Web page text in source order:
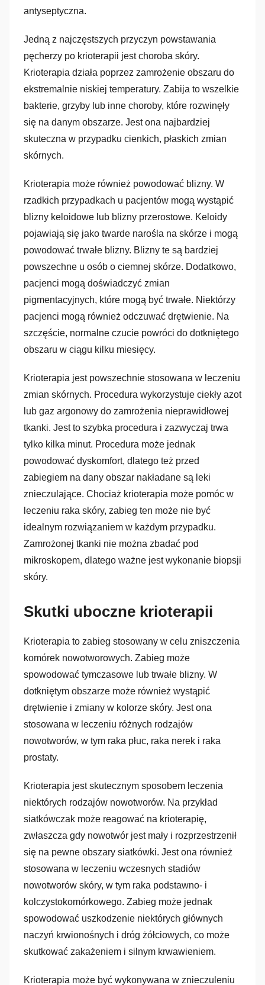
antyseptyczna.
Jedną z najczęstszych przyczyn powstawania
pęcherzy po krioterapii jest choroba skóry.
Krioterapia działa poprzez zamrożenie obszaru do
ekstremalnie niskiej temperatury. Zabija to wszelkie
bakterie, grzyby lub inne choroby, które rozwinęły
się na danym obszarze. Jest ona najbardziej
skuteczna w przypadku cienkich, płaskich zmian
skórnych.
Krioterapia może również powodować blizny. W
rzadkich przypadkach u pacjentów mogą wystąpić
blizny keloidowe lub blizny przerostowe. Keloidy
pojawiają się jako twarde narośla na skórze i mogą
powodować trwałe blizny. Blizny te są bardziej
powszechne u osób o ciemnej skórze. Dodatkowo,
pacjenci mogą doświadczyć zmian
pigmentacyjnych, które mogą być trwałe. Niektórzy
pacjenci mogą również odczuwać drętwienie. Na
szczęście, normalne czucie powróci do dotkniętego
obszaru w ciągu kilku miesięcy.
Krioterapia jest powszechnie stosowana w leczeniu
zmian skórnych. Procedura wykorzystuje ciekły azot
lub gaz argonowy do zamrożenia nieprawidłowej
tkanki. Jest to szybka procedura i zazwyczaj trwa
tylko kilka minut. Procedura może jednak
powodować dyskomfort, dlatego też przed
zabiegiem na dany obszar nakładane są leki
znieczulające. Chociaż krioterapia może pomóc w
leczeniu raka skóry, zabieg ten może nie być
idealnym rozwiązaniem w każdym przypadku.
Zamrożonej tkanki nie można zbadać pod
mikroskopem, dlatego ważne jest wykonanie biopsji
skóry.
Skutki uboczne krioterapii
Krioterapia to zabieg stosowany w celu zniszczenia
komórek nowotworowych. Zabieg może
spowodować tymczasowe lub trwałe blizny. W
dotkniętym obszarze może również wystąpić
drętwienie i zmiany w kolorze skóry. Jest ona
stosowana w leczeniu różnych rodzajów
nowotworów, w tym raka płuc, raka nerek i raka
prostaty.
Krioterapia jest skutecznym sposobem leczenia
niektórych rodzajów nowotworów. Na przykład
siatkówczak może reagować na krioterapię,
zwłaszcza gdy nowotwór jest mały i rozprzestrzenił
się na pewne obszary siatkówki. Jest ona również
stosowana w leczeniu wczesnych stadiów
nowotworów skóry, w tym raka podstawno- i
kolczystokomórkowego. Zabieg może jednak
spowodować uszkodzenie niektórych głównych
naczyń krwionośnych i dróg żółciowych, co może
skutkować zakażeniem i silnym krwawieniem.
Krioterapia może być wykonywana w znieczuleniu